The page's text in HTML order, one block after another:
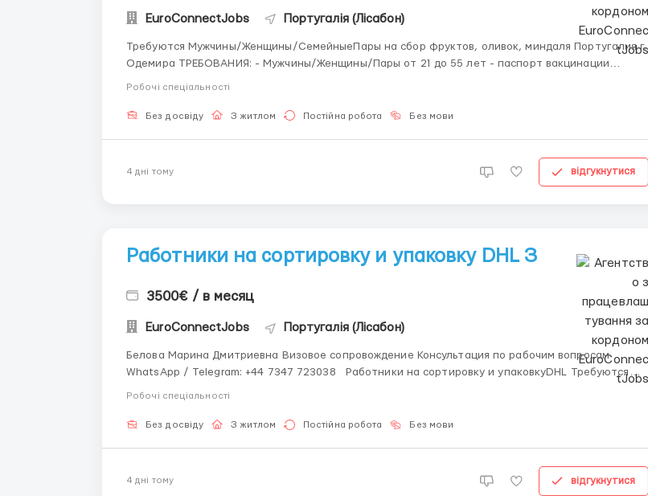
EuroConnectJobs Португалія (Лісабон)
Требуются Мужчины/Женщины/СемейныеПары на сбор фруктов, оливок, миндаля Португалия г.
Одемира ТРЕБОВАНИЯ: - Мужчины/Женщины/Пары от 21 до 55 лет - паспорт вакцинации
Робочі спеціальності
Без досвіду З житлом Постійна робота Без мови
4 днi тому відгукнутися
Работники на сортировку и упаковку DHL З
3500€ / в месяц
EuroConnectJobs Португалія (Лісабон)
Белова Марина Дмитриевна Визовое сопровождение Консультация по рабочим вопросам
WhatsApp / Telegram: +44 7347 723038 Работники на сортировку и упаковкуDHL Требуются
сотрудники в отделение почты DHLДанияWhatsapp+48889-804-376 Обязанности:Сортировщик/
Робочі спеціальності
Без досвіду З житлом Постійна робота Без мови
4 днi тому відгукнутися